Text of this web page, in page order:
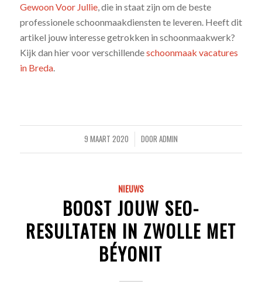
Gewoon Voor Jullie, die in staat zijn om de beste
professionele schoonmaakdiensten te leveren. Heeft dit
artikel jouw interesse getrokken in schoonmaakwerk?
Kijk dan hier voor verschillendeschoonmaak vacatures
in Breda.
9 MAART 2020
/ DOOR ADMIN
NIEUWS
BOOST JOUW SEO-
RESULTATEN IN ZWOLLE MET
BÉYONIT